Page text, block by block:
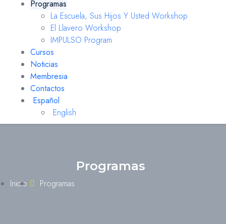
Programas
La Escuela, Sus Hijos Y Usted Workshop
El Llavero Workshop
IMPULSO Program
Cursos
Noticias
Membresia
Contactos
Español
English
Programas
Inicio Programas